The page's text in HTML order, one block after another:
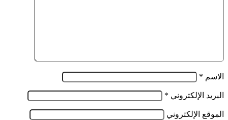
بعنوان
الاسم *
البريد الإلكتروني *
الموقع الإلكتروني